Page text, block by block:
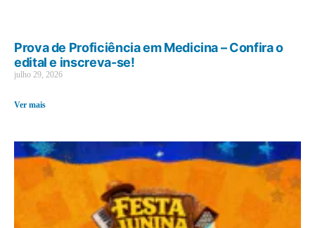
Prova de Proficiência em Medicina – Confira o
edital e inscreva-se!
julho 29, 2026
Ver mais